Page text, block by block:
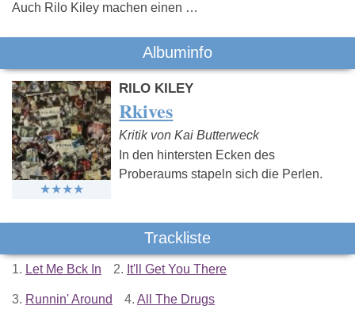
Auch Rilo Kiley machen einen …
Albuminfo
RILO KILEY
Rkives
Kritik von Kai Butterweck
In den hintersten Ecken des
Proberaums stapeln sich die Perlen.
Trackliste
1. Let Me Bck In 2. It'll Get You There
3. Runnin' Around 4. All The Drugs